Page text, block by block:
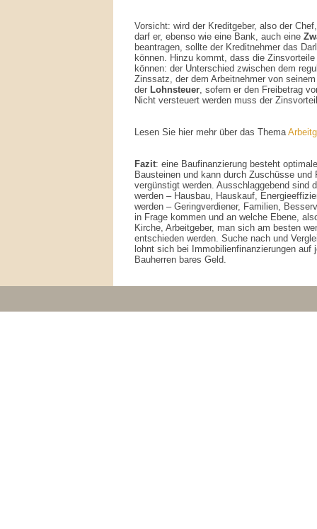
Vorsicht: wird der Kreditgeber, also der
darf er, ebenso wie eine Bank, auch eine
beantragen, sollte der Kreditnehmer das
können. Hinzu kommt, dass die Zinsvorteile
können: der Unterschied zwischen dem
Zinssatz, der dem Arbeitnehmer von
der Lohnsteuer, sofern er den Freibetrag
Nicht versteuert werden muss der
Lesen Sie hier mehr über das Thema
Fazit: eine Baufinanzierung besteht
Bausteinen und kann durch Zuschüsse und
vergünstigt werden. Ausschlaggebend sind
werden – Hausbau, Hauskauf,
werden – Geringverdiener, Familien,
in Frage kommen und an welche Ebene,
Kirche, Arbeitgeber, man sich am besten
entschieden werden. Suche nach und
lohnt sich bei Immobilienfinanzierungen auf
Bauherren bares Geld.